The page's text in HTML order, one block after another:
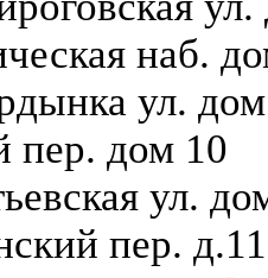
наб.
ул.
пер. дом 10
ул.
пер. д.11